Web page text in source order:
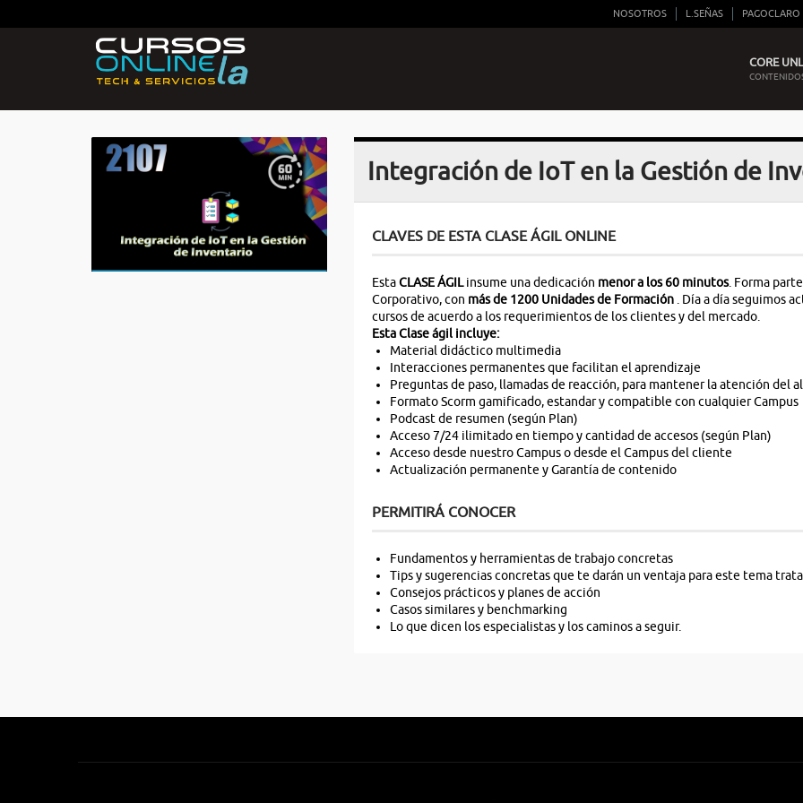
NOSOTROS L.SEÑAS PAGOCLARO
CORE
Integración de IoT en la Gestión de
CLAVES DE ESTA CLASE ÁGIL ONLINE
EstaCLASE ÁGILinsume una dedicación menor a los 60 minutos. Forma
Corporativo, con más de 1200 Unidades de Formación . Día a día seguimos
cursos de acuerdo a los requerimientos de los clientes y del mercado.
Esta Clase ágil incluye:
Material didáctico multimedia
Interacciones permanentes que facilitan el aprendizaje
Preguntas de paso, llamadas de reacción, para mantener la atención del
Formato Scorm gamificado, estandar y compatible con cualquier Campus
Podcast de resumen (según Plan)
Acceso 7/24 ilimitado en tiempo y cantidad de accesos (según Plan)
Acceso desde nuestro Campus o desde el Campus del cliente
Actualización permanente y Garantía de contenido
PERMITIRÁ CONOCER
Fundamentos y herramientas de trabajo concretas
Tips y sugerencias concretas que te darán un ventaja para este tema
Consejos prácticos y planes de acción
Casos similares y benchmarking
Lo que dicen los especialistas y los caminos a seguir.